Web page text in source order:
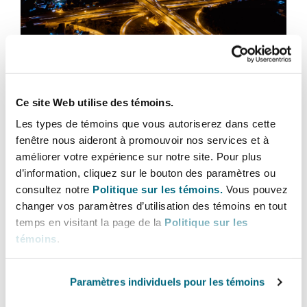
Ce site Web utilise des témoins.
Les types de témoins que vous autoriserez dans cette
fenêtre nous aideront à promouvoir nos services et à
améliorer votre expérience sur notre site. Pour plus
d’information, cliquez sur le bouton des paramètres ou
consultez notre Politique sur les témoins. Vous pouvez
changer vos paramètres d’utilisation des témoins en tout
temps en visitant la page de la Politique sur les
témoins.
Paramètres individuels pour les témoins
Entretien, réparation et
Droit réglementaire
Satellites et espace
Couverture d’assurance
Risques politiques et crédit
Responsabilité du fabricant
Bator
Jersey
York
County
Bulletins
Arbitration from Chile
30 janvier 2026
AI in Arbitration: A Perspective from Chile